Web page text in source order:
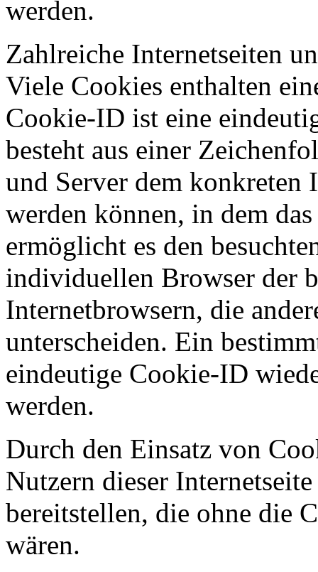
werden.
Zahlreiche Internetseiten
Viele Cookies enthalten
Cookie-ID ist eine
besteht aus einer
und Server dem konkreten
werden können, in dem
ermöglicht es den
individuellen Browser der
Internetbrowsern, die
unterscheiden. Ein
eindeutige Cookie-ID
werden.
Durch den Einsatz von
Nutzern dieser
bereitstellen, die ohne die
wären.